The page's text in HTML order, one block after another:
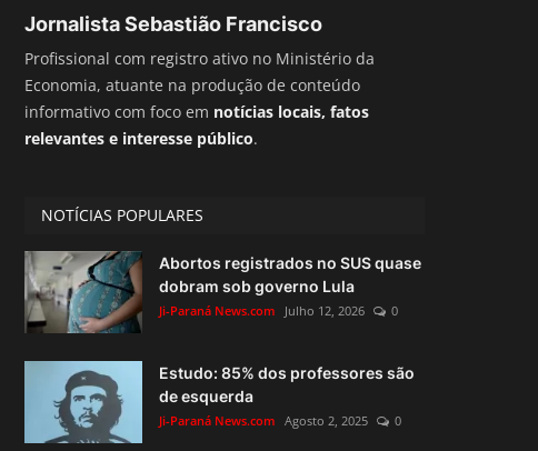
Jornalista Sebastião Francisco
Profissional com registro ativo no Ministério da
Economia, atuante na produção de conteúdo
informativo com foco em notícias locais, fatos
relevantes e interesse público.
NOTÍCIAS POPULARES
Abortos registrados no SUS quase
dobram sob governo Lula
Ji-Paraná News.com Julho 12, 2026 0
Estudo: 85% dos professores são
de esquerda
Ji-Paraná News.com Agosto 2, 2025 0